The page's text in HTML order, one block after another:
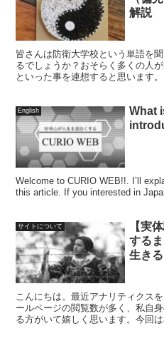
解説
皆さんは防衛大学校という単語を
るでしょうか？おそらく多くの人
といった事を連想すると思います
English
What
Welcome to CURIO WEB!!. I’ll explain “What is CURIO WEB ? ” in
this article. If you interested in
サイトについて
【実
する
生きる
こんにちは。最近アナリティクス
ールページの閲覧数が多く、私自
る方がいて嬉しく思います。今回